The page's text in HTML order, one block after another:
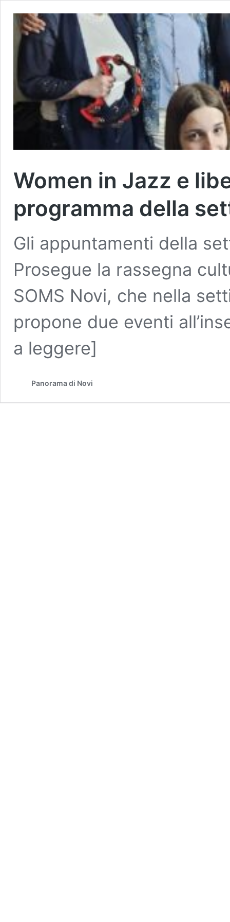
Women in Jazz e
programma della
Gli appuntamenti della
Prosegue la rassegna
SOMS Novi, che nella
propone due eventi
a leggere]
Panorama di Novi